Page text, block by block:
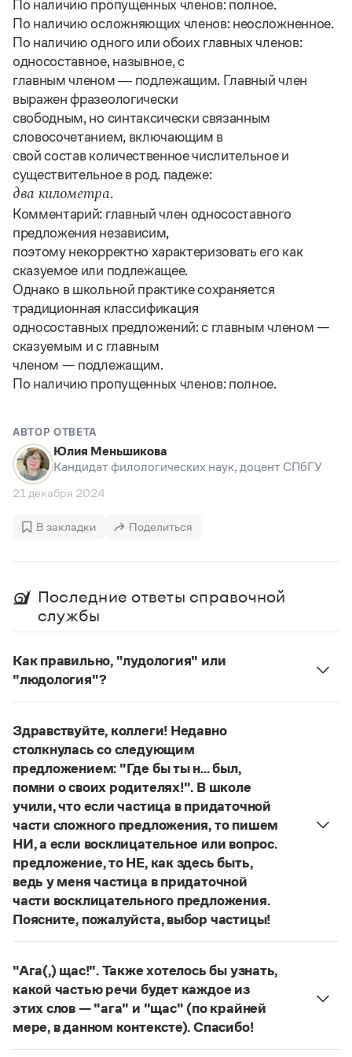
Словари русского языка как государственного
Справочники
Правила русской орфографии и пунктуации
Русский язык. Краткий теоретический курс
для школьников
Письмовник
Справочник по пунктуации
Словарь-справочник трудностей
Справочник по фразеологии
Азбучные истины
Словарь-справочник непростые слова
Все справочники портала
Журнал
Новости и события
Статьи
Монологи
Интервью
Учебник Грамоты
Правила русского языка: от азов до тонкостей
Интерактивные упражнения: от простого к сложному
Издательство
Научпоп
Учебники и справочники
Управление в русском языке
Словарь русских имён
Словарь методических терминов
Правила русской орфографии и пунктуации
(1956)
По наличию пропущенных членов: полное.
По наличию осложняющих членов: неосложненное.
По наличию одного или обоих главных членов:
односоставное, назывное, с
главным членом ― подлежащим. Главный член
выражен фразеологически
свободным, но синтаксически связанным
словосочетанием, включающим в
свой состав количественное числительное и
существительное в род. падеже:
два километра.
Комментарий: главный член односоставного
предложения независим,
поэтому некорректно характеризовать его как
сказуемое или подлежащее.
Однако в школьной практике сохраняется
традиционная классификация
односоставных предложений: с главным членом —
сказуемым и с главным
членом — подлежащим.
По наличию пропущенных членов: полное.
АВТОР ОТВЕТА
Юлия Меньшикова
Кандидат филологических наук, доцент СПбГУ
21 декабря 2024
В закладки Поделиться
Последние ответы справочной
службы
Как правильно, "лудология" или
"людология"?
В научных текстах неологизм, используемый для
понятий, представлен в двух вариантах:
илюдология (от лат. ludus — 'игра').
О «правильном» варианте слова можно говорить,
если оно кодифицировано в нормативных
словарях русского языка. Пока же такой
словарной фиксацией мы не располагаем.
Страница ответа
Здравствуйте, коллеги! Недавно
столкнулась со следующим
предложением: "Где бы ты н... был,
помни о своих родителях!". В школе
учили, что если частица в придаточной
части сложного предложения, то пишем
НИ, а если восклицательное или вопрос.
предложение, то НЕ, как здесь быть,
ведь у меня частица в придаточной
части восклицательного предложения.
Поясните, пожалуйста, выбор частицы!
Правильно:Где бы ты ни был, помни о своих
восклицательных предложениях: Где ты только
не был!
"Ага(,) щас!". Также хотелось бы узнать,
какой частью речи будет каждое из
этих слов — "ага" и "щас" (по крайней
мере, в данном контексте). Спасибо!
Ага—частица, которая в данном случае